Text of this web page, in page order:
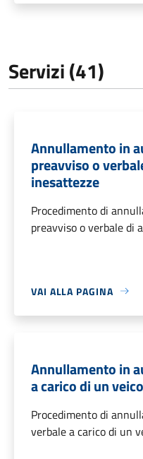
Servizi (41)
Annullamento in
preavviso o
inesattezze
Procedimento di
preavviso o verbale di
VAI ALLA PAGINA
Annullamento in
a carico di un
Procedimento di
verbale a carico di un